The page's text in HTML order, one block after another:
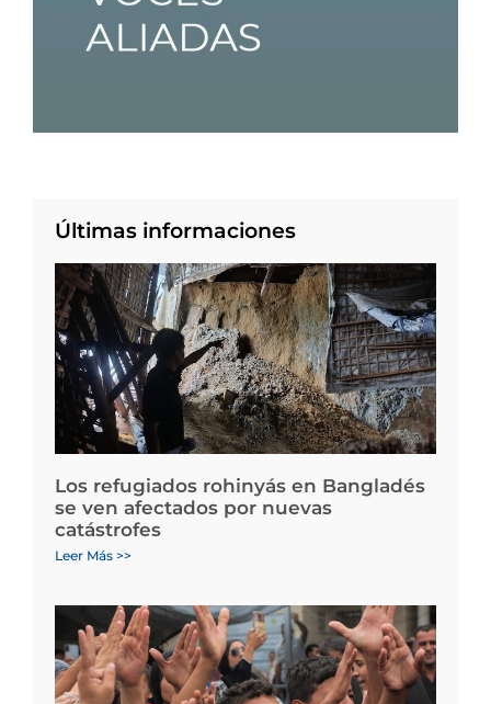
Últimas informaciones
Los refugiados rohinyás en Bangladés
se ven afectados por nuevas
catástrofes
Leer Más >>